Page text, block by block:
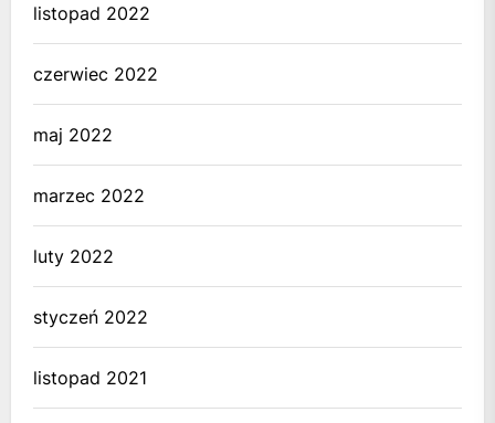
listopad 2022
czerwiec 2022
maj 2022
marzec 2022
luty 2022
styczeń 2022
listopad 2021